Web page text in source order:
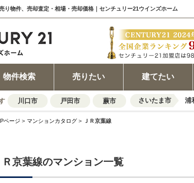
り物件、売却査定・相場・売却価格｜センチュリー21ウインズホーム
物件検索 売りたい 建てたい
川口市 戸田市 蕨市 さいたま市 浦
ページ > マンションカタログ > ＪＲ京葉線
Ｒ京葉線のマンション一覧